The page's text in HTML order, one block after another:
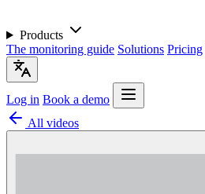
Products
The monitoring guide Solutions Pricing
Log in Book a demo
All videos